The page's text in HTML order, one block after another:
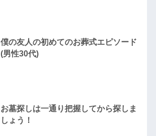
僕の友人の初めてのお葬式エピソード
(男性30代)
お墓探しは一通り把握してから探しま
しょう！